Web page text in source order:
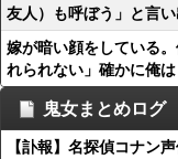
友人）も呼ぼう」と言
嫁が暗い顔をしている
れられない」確かに俺
鬼女まとめログ
【訃報】名探偵コナン